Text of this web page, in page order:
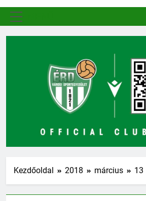
Kezdőoldal 2018 március 13